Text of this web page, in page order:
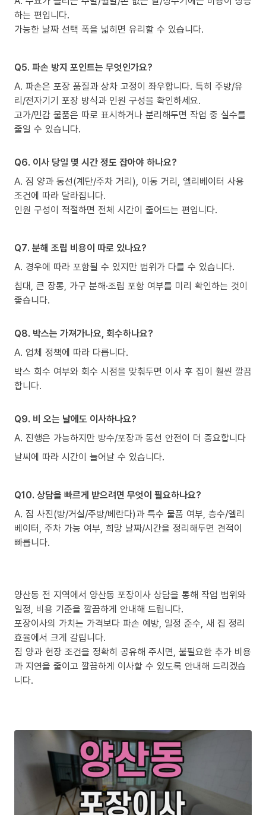
하는 편입니다.
가능한 날짜 선택 폭을 넓히면 유리할 수 있습니다.
Q5. 파손 방지 포인트는 무엇인가요?
A. 파손은 포장 품질과 상차 고정이 좌우합니다. 특히 주방/유
리/전자기기 포장 방식과 인원 구성을 확인하세요.
고가/민감 물품은 따로 표시하거나 분리해두면 작업 중 실수를
줄일 수 있습니다.
Q6. 이사 당일 몇 시간 정도 잡아야 하나요?
A. 짐 양과 동선(계단/주차 거리), 이동 거리, 엘리베이터 사용
조건에 따라 달라집니다.
인원 구성이 적절하면 전체 시간이 줄어드는 편입니다.
Q7. 분해 조립 비용이 따로 있나요?
A. 경우에 따라 포함될 수 있지만 범위가 다를 수 있습니다.
침대, 큰 장롱, 가구 분해·조립 포함 여부를 미리 확인하는 것이
좋습니다.
Q8. 박스는 가져가나요, 회수하나요?
A. 업체 정책에 따라 다릅니다.
박스 회수 여부와 회수 시점을 맞춰두면 이사 후 집이 훨씬 깔끔
합니다.
Q9. 비 오는 날에도 이사하나요?
A. 진행은 가능하지만 방수/포장과 동선 안전이 더 중요합니다
날씨에 따라 시간이 늘어날 수 있습니다.
Q10. 상담을 빠르게 받으려면 무엇이 필요하나요?
A. 짐 사진(방/거실/주방/베란다)과 특수 물품 여부, 층수/엘리
베이터, 주차 가능 여부, 희망 날짜/시간을 정리해두면 견적이
빠릅니다.
양산동 전 지역에서 양산동 포장이사 상담을 통해 작업 범위와
일정, 비용 기준을 깔끔하게 안내해 드립니다.
포장이사의 가치는 가격보다 파손 예방, 일정 준수, 새 집 정리
효율에서 크게 갈립니다.
짐 양과 현장 조건을 정확히 공유해 주시면, 불필요한 추가 비용
과 지연을 줄이고 깔끔하게 이사할 수 있도록 안내해 드리겠습
니다.